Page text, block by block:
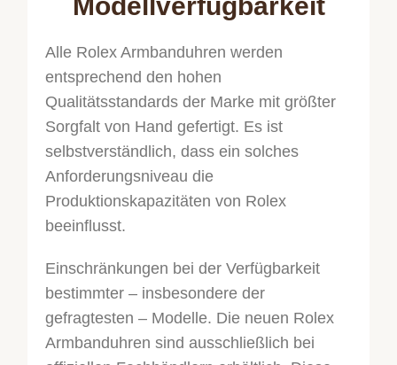
Modellverfügbarkeit
Alle Rolex Armbanduhren werden
entsprechend den hohen
Qualitätsstandards der Marke mit größter
Sorgfalt von Hand gefertigt. Es ist
selbstverständlich, dass ein solches
Anforderungsniveau die
Produktionskapazitäten von Rolex
beeinflusst.
Einschränkungen bei der Verfügbarkeit
bestimmter – insbesondere der
gefragtesten – Modelle. Die neuen Rolex
Armbanduhren sind ausschließlich bei